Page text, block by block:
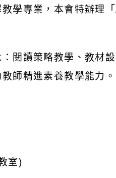
學專業，本會特辦理「
閱讀策略教學、教材
師精進素養教學能力。
室)